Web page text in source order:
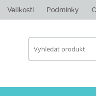
Velikosti Podmínky